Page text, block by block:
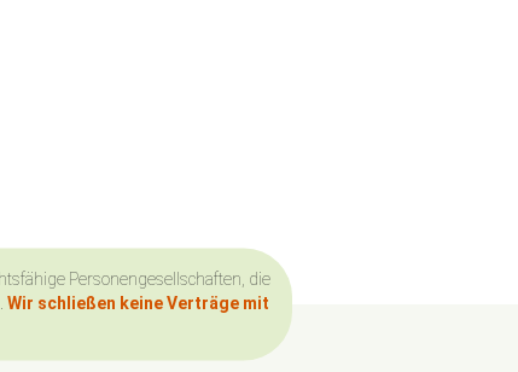
Personengesellschaften, die
Wir schließen keine Verträge mit